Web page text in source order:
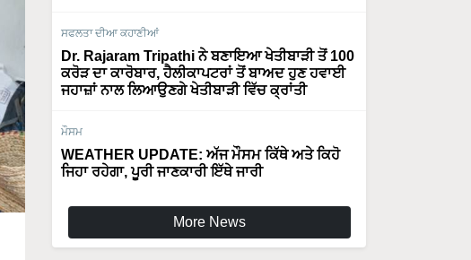
ਸਫਲਤਾ ਦੀਆ ਕਹਾਣੀਆਂ
Dr. Rajaram Tripathi ਨੇ ਬਣਾਇਆ ਖੇਤੀਬਾੜੀ ਤੋਂ 100
ਕਰੋੜ ਦਾ ਕਾਰੋਬਾਰ, ਹੈਲੀਕਾਪਟਰਾਂ ਤੋਂ ਬਾਅਦ ਹੁਣ ਹਵਾਈ
ਜਹਾਜ਼ਾਂ ਨਾਲ ਲਿਆਉਣਗੇ ਖੇਤੀਬਾੜੀ ਵਿੱਚ ਕ੍ਰਾਂਤੀ
ਮੌਸਮ
WEATHER UPDATE: ਅੱਜ ਮੌਸਮ ਕਿੱਥੇ ਅਤੇ ਕਿਹੋ
ਜਿਹਾ ਰਹੇਗਾ, ਪੂਰੀ ਜਾਣਕਾਰੀ ਇੱਥੇ ਜਾਰੀ
More News